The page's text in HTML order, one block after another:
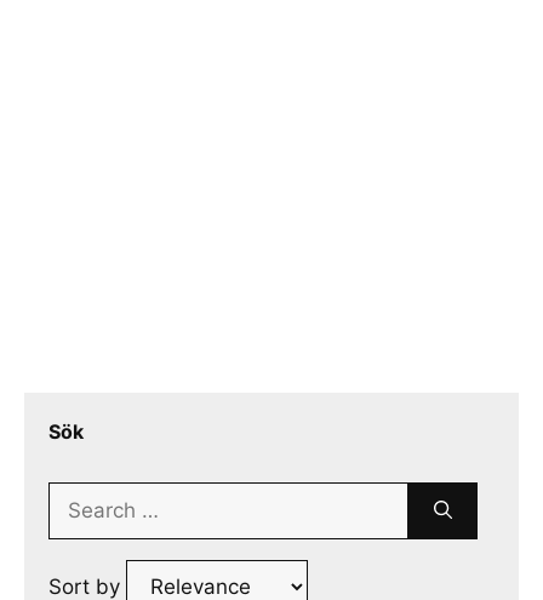
Sök
Search
Sort by